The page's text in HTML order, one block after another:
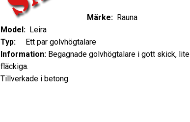
Märke: Rauna
Model: Leira
Typ:Ett par golvhögtalare
Information:Begagnade golvhögtalare i gott skick, lite
fläckiga.
Tillverkade i betong